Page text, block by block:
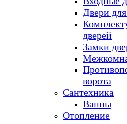
Двери
дверей
Замки
ворота
Сантехника
Ванны
Отопление